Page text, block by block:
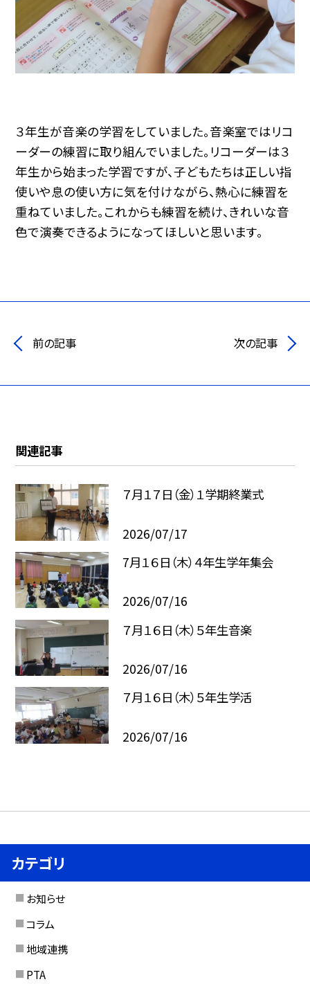
３年生が音楽の学習をしていました。音楽室ではリコ
ーダーの練習に取り組んでいました。リコーダーは３
年生から始まった学習ですが、子どもたちは正しい指
使いや息の使い方に気を付けながら、熱心に練習を
重ねていました。これからも練習を続け、きれいな音
色で演奏できるようになってほしいと思います。
前の記事 次の記事
関連記事
７月１７日（金）１学期終業式
2026/07/17
7月１６日（木）４年生学年集会
2026/07/16
７月１６日（木）５年生音楽
2026/07/16
７月１６日（木）５年生学活
2026/07/16
カテゴリ
お知らせ
コラム
地域連携
PTA